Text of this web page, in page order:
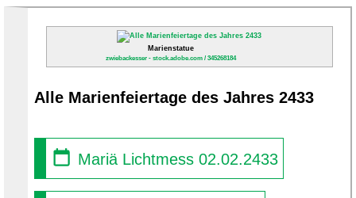
Marienstatue
zwiebackesser - stock.adobe.com / 345268184
Alle Marienfeiertage des Jahres 2433
Mariä Lichtmess 02.02.2433